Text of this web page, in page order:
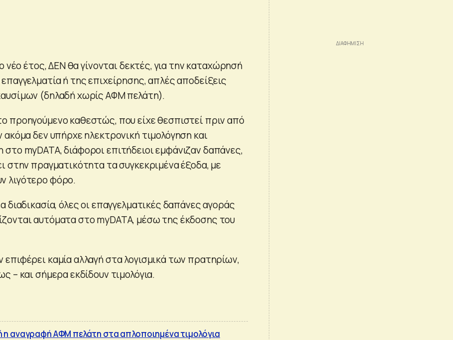
νέο έτος, ΔΕΝ θα γίνονται δεκτές, για την καταχώρησή
ή της επιχείρησης, απλές αποδείξεις
(δηλαδή χωρίς ΑΦΜ πελάτη).
προηγούμενο καθεστώς, που είχε θεσπιστεί πριν από
ακόμα δεν υπήρχε ηλεκτρονική τιμολόγηση και
myDATA, διάφοροι επιτήδειοι εμφάνιζαν δαπάνες,
στην πραγματικότητα τα συγκεκριμένα έξοδα, με
λιγότερο φόρο.
διαδικασία, όλες οι επαγγελματικές δαπάνες αγοράς
αυτόματα στο myDATA, μέσω της έκδοσης του
καμία αλλαγή στα λογισμικά των πρατηρίων,
– και σήμερα εκδίδουν τιμολόγια.
αναγραφή ΑΦΜ πελάτη στα απλοποιημένα τιμολόγια